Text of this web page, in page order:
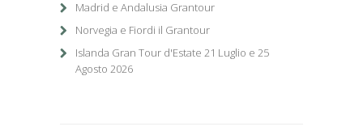
Madrid e Andalusia Grantour
Norvegia e Fiordi il Grantour
Islanda Gran Tour d'Estate 21 Luglio e 25
Agosto 2026